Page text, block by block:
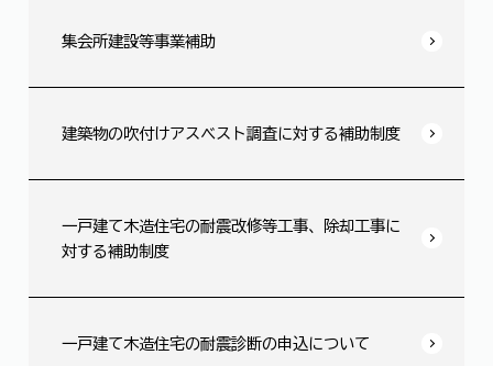
集会所建設等事業補助
建築物の吹付けアスベスト調査に対する補助制度
一戸建て木造住宅の耐震改修等工事、除却工事に
対する補助制度
一戸建て木造住宅の耐震診断の申込について